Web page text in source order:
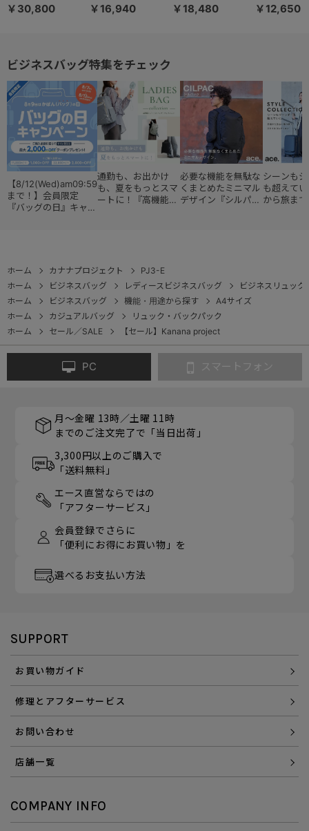
ケース 35/42L 機
09161
￥30,800
ト PJ3-E タテ型
￥16,940
ト PJ3-E ヨコ型
￥18,480
ト DYLサリール2
￥12,650
ビジネスバッグ特集をチェック
【8/12(Wed)am09:59
まで！】会員限定
『バッグの日』キャン
通勤も、お出かけ
も、夏をもっとスマ
ートに！『高機能レ
必要な機能を無駄な
くまとめたミニマル
デザイン『シルパッ
シーンも
も超えて
から旅ま
ホーム カナナプロジェクト
PJ3-E
ホーム
ビジネスバッグ レディースビジネスバッグ
ビジネスリュック
ホーム
ビジネスバッグ 機能・用途から探す
A4サイズ
ホーム
カジュアルバッグ
リュック・バックパック
ホーム
セール／SALE 【セール】Kanana project
PC スマートフォン
月～金曜 13時／土曜 11時
までのご注文完了で「当日出荷」
3,300円以上のご購入で
「送料無料」
エース直営ならではの
「アフターサービス」
会員登録でさらに
「便利にお得にお買い物」を
選べるお支払い方法
SUPPORT
お買い物ガイド
修理とアフターサービス
お問い合わせ
店舗一覧
COMPANY INFO